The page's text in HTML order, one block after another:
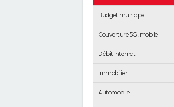
Budget municipal
Couverture 5G, mobile
Débit Internet
Immobilier
Automobile